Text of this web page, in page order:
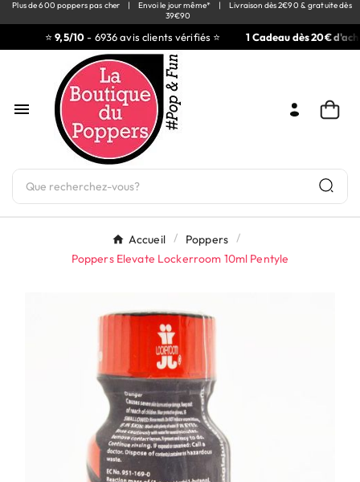
Plus de 600 poppers pas cher | Envoi le jour même* |
Livraison dès 2€90 & gratuite dès
39€90
⭐9,5/10- 6936 avis clients vérifiés ⭐ 1 Cadeau dès 20€

Accueil
Poppers
Poppers Elevate Lockerroom 10ml Pentyle